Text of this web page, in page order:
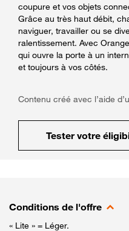
coupure et vos objets
Grâce au très haut débit,
naviguer, travailler ou se
ralentissement. Avec
qui ouvre la porte à un
et toujours à vos côtés.
Contenu créé avec l’aide
Tester votre
Conditions de l'offre
« Lite » = Léger.